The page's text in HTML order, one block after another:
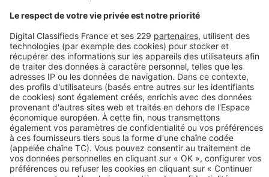
Pinel : comment calculer le loyer en
zone A en 2023 ?
Découvrez nos annonces
Investir dans le neuf
Loi Pinel Lille Lyon Marseille